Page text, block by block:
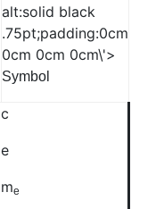
alt:solid black
.75pt;padding:0cm
0cm 0cm 0cm\'>
Symbol
c
e
me